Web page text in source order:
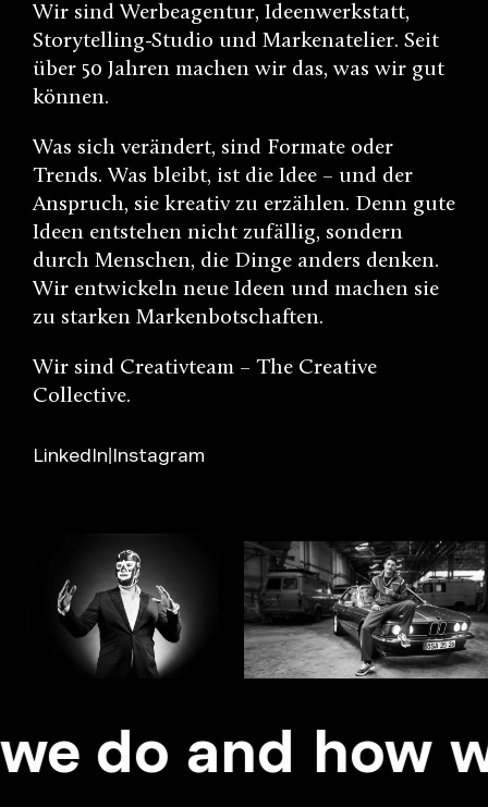
Wir sind Werbeagentur, Ideenwerkstatt,
Storytelling-Studio und Markenatelier. Seit
über 50 Jahren machen wir das, was wir gut
können.
Was sich verändert, sind Formate oder
Trends. Was bleibt, ist die Idee – und der
Anspruch, sie kreativ zu erzählen. Denn gute
Ideen entstehen nicht zufällig, sondern
durch Menschen, die Dinge anders denken.
Wir entwickeln neue Ideen und machen sie
zu starken Markenbotschaften.
Wir sind Creativteam – The Creative
Collective.
LinkedIn Instagram
do and how